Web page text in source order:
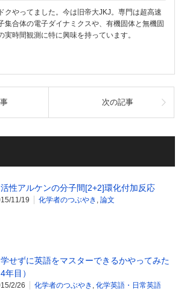
クやってました。今は旧帝大JKJ。専門は超高速
集合体の電子ダイナミクスや、有機固体と無機固
実時間観測に特に興味を持っています。
次の記事
性アルケンの分子間[2+2]環化付加反応
11/19 化学者のつぶやき 論文
せずに英語をマスターできるかやってみた
4年目）
2/26 化学者のつぶやき 化学英語・日常英語